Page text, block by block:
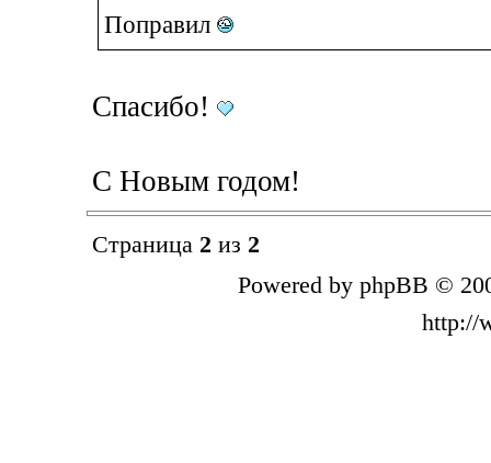
Поправил
Спасибо!
С Новым годом!
Страница 2 из 2
Powered by phpBB ©
http://